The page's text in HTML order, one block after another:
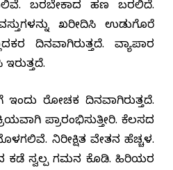
ಬರಬೇಕಾದ ಹಣ ಬರಲಿದೆ.
ಖರೀದಿಸಿ ಉಡುಗೊರೆ
ದಿನವಾಗಿರುತ್ತದೆ. ವ್ಯಾಪಾರ
ಇಂದು ರೋಚಕ ದಿನವಾಗಿರುತ್ತದೆ.
ಪ್ರಾರಂಭಿಸುತ್ತೀರಿ. ಕೆಲಸದ
ನಿರೀಕ್ಷಿತ ವೇತನ ಹೆಚ್ಚಳ.
ಕಡೆ ಸ್ವಲ್ಪ ಗಮನ ಕೊಡಿ. ಹಿರಿಯರ